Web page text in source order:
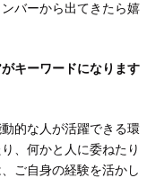
バーから出てきたら嬉
キーワードになります
的な人が活躍できる環
、何かと人に委ねたり
ご自身の経験を活かし